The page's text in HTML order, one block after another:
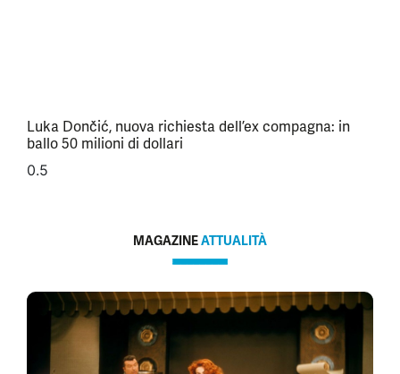
Luka Dončić, nuova richiesta dell’ex compagna: in
ballo 50 milioni di dollari
MAGAZINEATTUALITÀ